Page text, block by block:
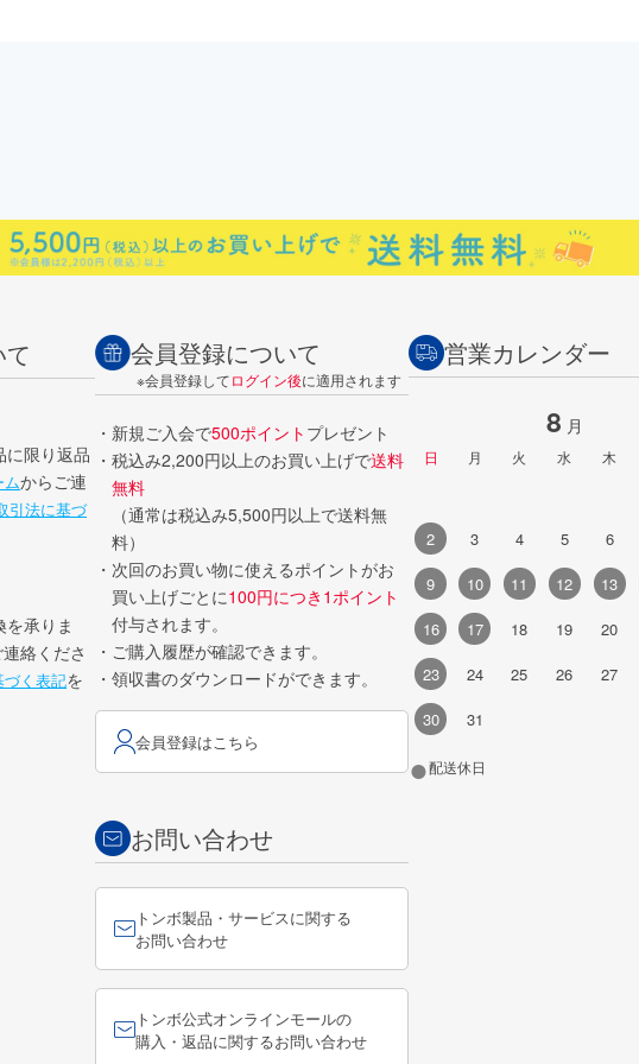
に限り返品
からご連
引法に基づ
承りま
絡くださ
く表記を
会員登録について
※会員登録してログイン後に適用されます
・新規ご入会で500ポイント プレゼント
・税込み2,200円以上のお買い上げで送料
無料
（通常は税込み5,500円以上で送料無
料）
・次回のお買い物に使えるポイントがお
買い上げごとに100円につき1ポイント
付与されます。
・ご購入履歴が確認できます。
・領収書のダウンロードができます。
会員登録はこちら
お問い合わせ
トンボ製品・サービスに関する
お問い合わせ
トンボ公式オンラインモールの
購入・返品に関するお問い合わせ
営業カレンダー
8 月
日 月 火 水 木
2
3 4 5 6
9
10 11 12 13
16
17 18 19 20
23
24 25 26 27
30
31
●配送休日